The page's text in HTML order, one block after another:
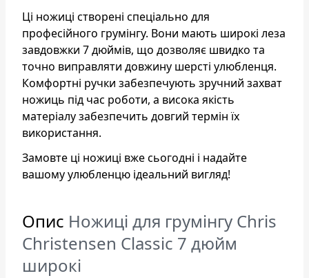
Ці ножиці створені спеціально для
професійного грумінгу. Вони мають широкі леза
завдовжки 7 дюймів, що дозволяє швидко та
точно виправляти довжину шерсті улюбленця.
Комфортні ручки забезпечують зручний захват
ножиць під час роботи, а висока якість
матеріалу забезпечить довгий термін їх
використання.
Замовте ці ножиці вже сьогодні і надайте
вашому улюбленцю ідеальний вигляд!
Опис Ножиці для грумінгу Chris
Christensen Classic 7 дюйм
широкі